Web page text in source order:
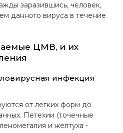
заразившись, человек,
данного вируса в течение
ЦМВ, и их
инфекция
от легких форм до
Петехии (точечные
и желтуха -